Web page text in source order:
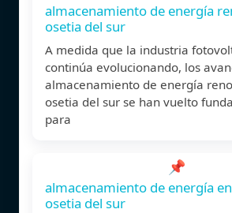
almacenamiento de energía
osetia del sur
A medida que la industria
continúa evolucionando, los
almacenamiento de energía
osetia del sur se han vuelto
para
📌
almacenamiento de energía
osetia del sur